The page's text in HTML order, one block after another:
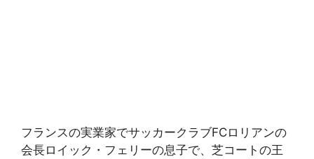
フランスの実業家でサッカークラブFCロリアンの
会長ロイック・フェリーの息子で、芝コートの王